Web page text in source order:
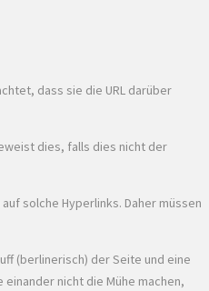
dass sie die URL darüber
dies, falls dies nicht der
solche Hyperlinks. Daher müssen
(berlinerisch) der Seite und eine
nicht die Mühe machen,